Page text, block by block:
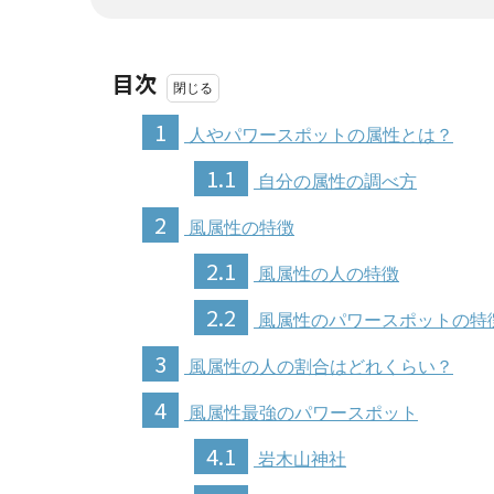
目次
1
人やパワースポットの属性とは？
1.1 自分の属性の調べ方
2 風属性の特徴
2.1 風属性の人の特徴
2.2 風属性のパワースポットの特
3 風属性の人の割合はどれくらい？
4 風属性最強のパワースポット
4.1 岩木山神社